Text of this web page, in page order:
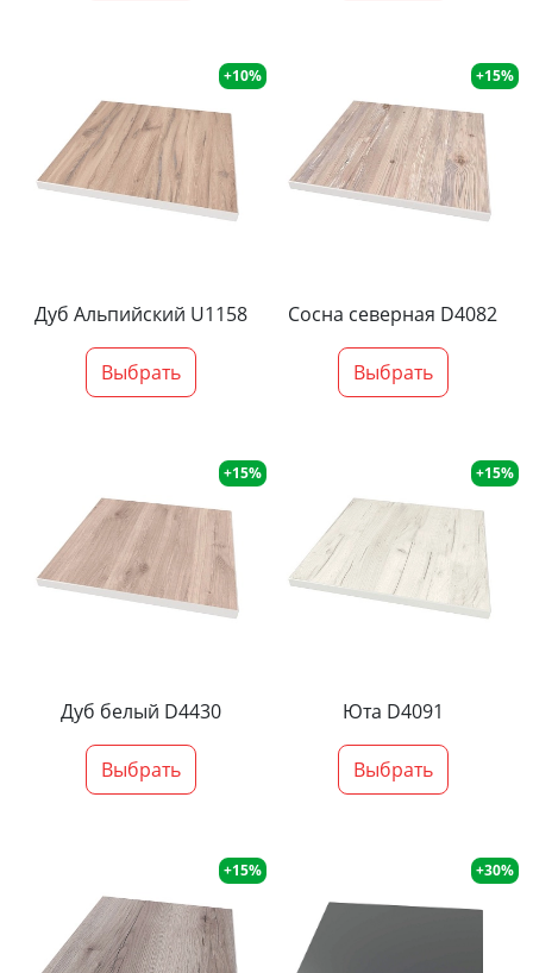
+10%
Дуб Альпийский U1158
Выбрать
+15%
Сосна северная D4082
Выбрать
+15%
Дуб белый D4430
Выбрать
+15%
Юта D4091
Выбрать
+15% +30%